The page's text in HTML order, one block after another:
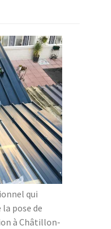
qui
pose de
à Châtillon-